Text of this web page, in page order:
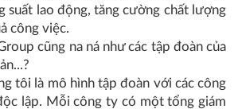
suất lao động, tăng cường chất lượng
công việc.
cũng na ná như các tập đoàn của
tôi là mô hình tập đoàn với các công
lập. Mỗi công ty có một tổng giám